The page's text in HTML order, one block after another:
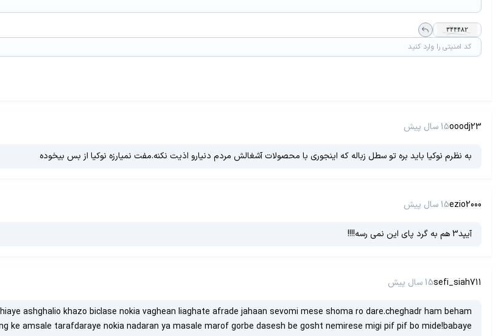
ooodj2315 سال پیش
به نظرم نوکیا باید بره تو سطل زباله که اینجوری با محصولات آشغالش مردم دنیارو اذیت نکنه.مفت نمیارزه نوکیا از بس بیخوده
ezio200015 سال پیش
آیپد3 هم به گرد پای این نمی رسه!!!!
sefi_siah71115 سال پیش
ashghalio khazo biclase nokia vaghean liaghate afrade jahaan sevomi mese shoma ro dare.cheghadr ham beham
ke amsale tarafdaraye nokia nadaran ya masale marof gorbe dasesh be gosht nemirese migi pif pif bo mide!babaye